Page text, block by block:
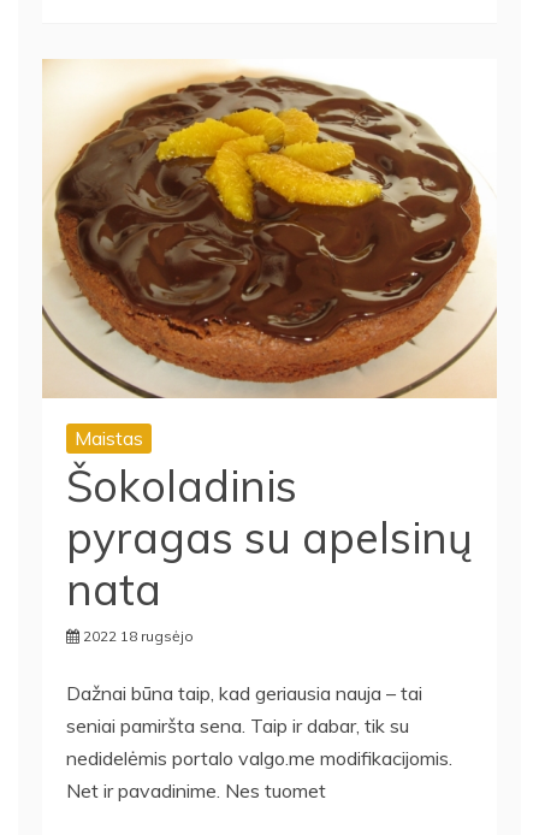
Maistas
Šokoladinis
pyragas su apelsinų
nata
2022 18 rugsėjo
Dažnai būna taip, kad geriausia nauja – tai
seniai pamiršta sena. Taip ir dabar, tik su
nedidelėmis portalo valgo.me modifikacijomis.
Net ir pavadinime. Nes tuomet